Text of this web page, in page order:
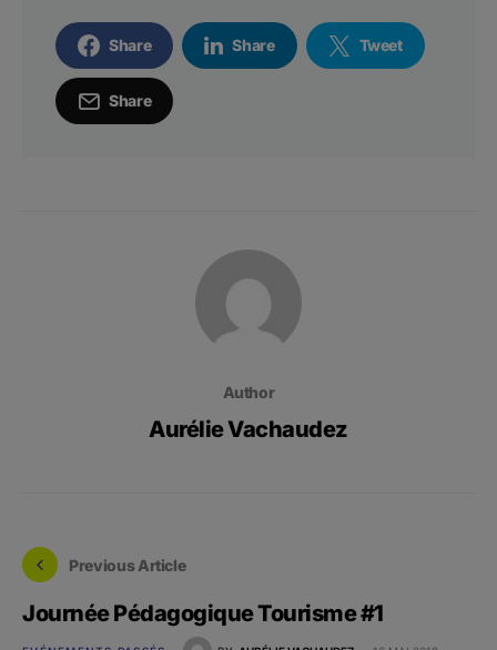
Share Share Tweet
Share
Author
Aurélie Vachaudez
Previous Article
Journée Pédagogique Tourisme #1